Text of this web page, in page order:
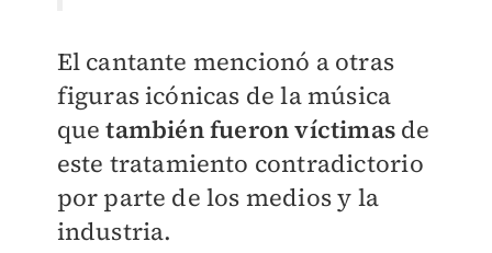
El cantante mencionó a otras
figuras icónicas de la música
quetambién fueron víctimasde
este tratamiento contradictorio
por parte de los medios y la
industria.